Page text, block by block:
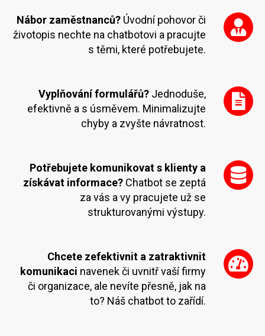
Nábor zaměstnanců? Úvodní pohovor či
životopis nechte na chatbotovi a pracujte
s těmi, které potřebujete.
Vyplňování formulářů? Jednoduše,
efektivně a s úsměvem. Minimalizujte
chyby a zvyšte návratnost.
Potřebujete komunikovat s klienty a
získávat informace? Chatbot se zeptá
za vás a vy pracujete už se
strukturovanými výstupy.
Chcete zefektivnit a zatraktivnit
komunikaci navenek či uvnitř vaší firmy
či organizace, ale nevíte přesně, jak na
to? Náš chatbot to zařídí.